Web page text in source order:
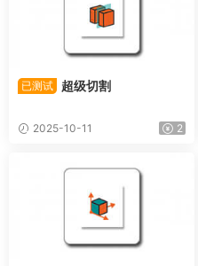
已测试 超级切割
2025-10-11 2